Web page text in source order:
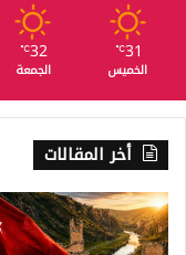
31
℃
الخميس
32
℃
الجمعة
أخر المقالات